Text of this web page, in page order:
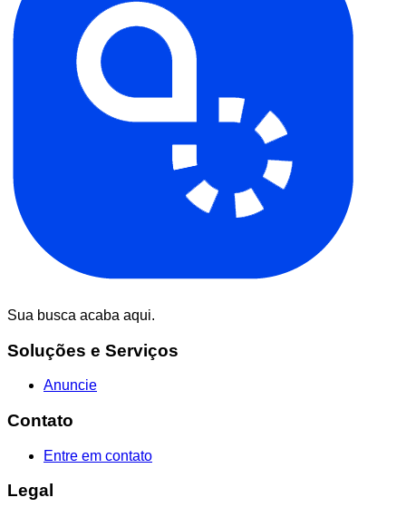
Sua busca acaba aqui.
Soluções e Serviços
Anuncie
Contato
Entre em contato
Legal